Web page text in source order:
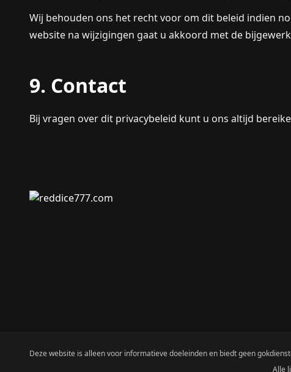
Wij behouden ons het recht voor om dit beleid indien
website na wijzigingen gaat u akkoord met de
9. Contact
Bij vragen over dit privacybeleid kunt u ons altijd
Deze website is alleen voor informatieve doeleinden en biedt geen
Alle